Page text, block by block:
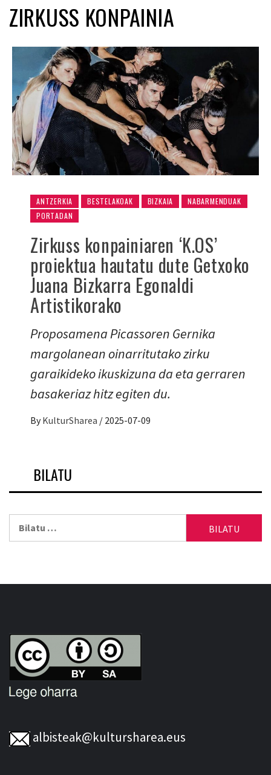
ZIRKUSS KONPAINIA
ANTZERKIA BESTELAKOAK BIZKAIA
NABARMENDUAK
PORTADAN
Zirkuss konpainiaren ‘K.OS’
proiektua hautatu dute Getxoko
Juana Bizkarra Egonaldi
Artistikorako
Proposamena Picassoren Gernika
margolanean oinarritutako zirku
garaikideko ikuskizuna da eta gerraren
basakeriaz hitz egiten du.
By KulturSharea / 2025-07-09
BILATU
albisteak@kultursharea.eus